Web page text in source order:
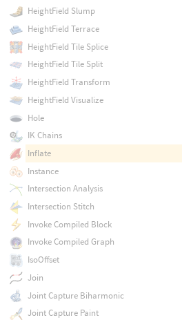
HeightField Slump
HeightField Terrace
HeightField Tile Splice
HeightField Tile Split
HeightField Transform
HeightField Visualize
Hole
IK Chains
Inflate
Instance
Intersection Analysis
Intersection Stitch
Invoke Compiled Block
Invoke Compiled Graph
IsoOffset
Join
Joint Capture Biharmonic
Joint Capture Paint